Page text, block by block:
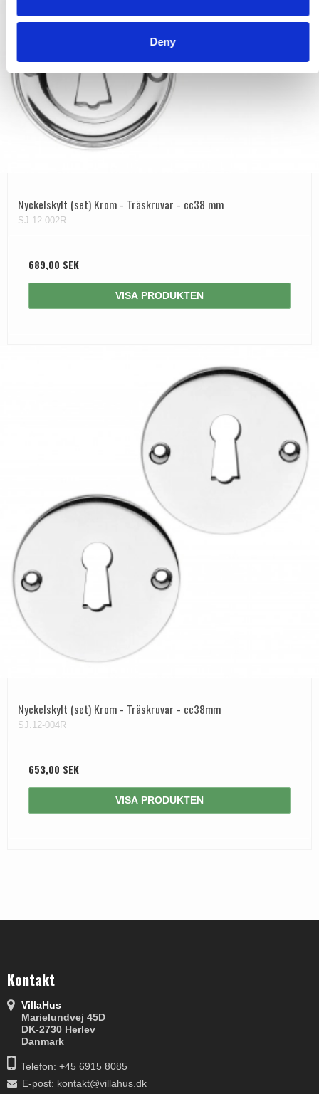
Deny
Nyckelskylt (set) Krom - Träskruvar - cc38 mm
SJ.12-002R
689,00 SEK
VISA PRODUKTEN
Nyckelskylt (set) Krom - Träskruvar - cc38mm
SJ.12-004R
653,00 SEK
VISA PRODUKTEN
Kontakt
VillaHus
Marielundvej 45D
DK-2730 Herlev
Danmark
Telefon: +45 6915 8085
E-post: kontakt@villahus.dk